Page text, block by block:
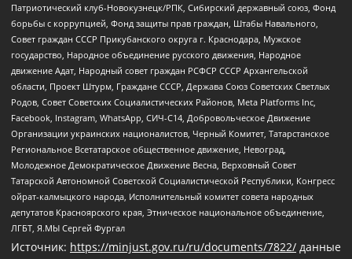
Патриотический клуб-Новокузнецк/РПК, Сибирский державный союз, Фонд
борьбы с коррупцией, Фонд защиты прав граждан, Штабы Навального,
Совет граждан СССР Прикубанского округа г. Краснодара, Мужское
государство, Народное объединение русского движения, Народное
движение Адат, Народный совет граждан РСФСР СССР Архангельской
области, Проект Штурм, Граждане СССР, Держава Союз Советских Светлых
Родов, Совет Советских Социалистических Районов, Meta Platforms Inc,
Facebook, Instagram, WhatsApp, СИЧ-С14, Добровольческое Движение
Организации украинских националистов, Черный Комитет, Татарстанское
Региональное Всетатарское общественное движение, Невоград,
Молодежное Демократическое Движение Весна, Верховный Совет
Татарской Автономной Советской Социалистической Республики, Конгресс
ойрат-калмыцкого народа, Исполнительный комитет совета народных
депутатов Красноярского края, Этническое национальное объединение,
ЛГБТ, Я.МЫ Сергей Фургал
Источник: https://minjust.gov.ru/ru/documents/7822/ данные